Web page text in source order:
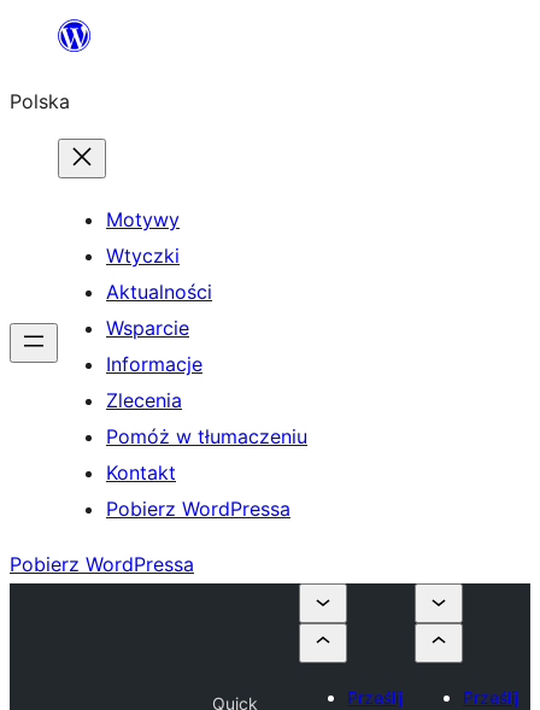
Przejdź
treści
Polska
Motywy
Wtyczki
Aktualności
Wsparcie
Informacje
Zlecenia
Pomóż w tłumaczeniu
Kontakt
Pobierz WordPressa
Pobierz WordPressa
Quick
Prześlij
Prześlij